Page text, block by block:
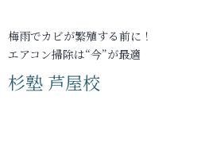
梅雨でカビが繁殖する前に！
エアコン掃除は“今”が最適
杉塾 芦屋校